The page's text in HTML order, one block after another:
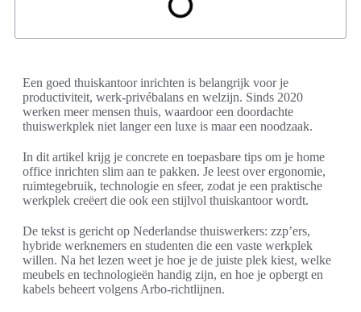
Een goed thuiskantoor inrichten is belangrijk voor je
productiviteit, werk-privébalans en welzijn. Sinds 2020
werken meer mensen thuis, waardoor een doordachte
thuiswerkplek niet langer een luxe is maar een noodzaak.
In dit artikel krijg je concrete en toepasbare tips om je home
office inrichten slim aan te pakken. Je leest over ergonomie,
ruimtegebruik, technologie en sfeer, zodat je een praktische
werkplek creëert die ook een stijlvol thuiskantoor wordt.
De tekst is gericht op Nederlandse thuiswerkers: zzp’ers,
hybride werknemers en studenten die een vaste werkplek
willen. Na het lezen weet je hoe je de juiste plek kiest, welke
meubels en technologieën handig zijn, en hoe je opbergt en
kabels beheert volgens Arbo-richtlijnen.